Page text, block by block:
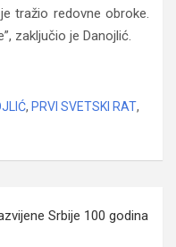
tražio redovne obroke.
zaključio je Danojlić.
, PRVI SVETSKI RAT,
Srbije 100 godina